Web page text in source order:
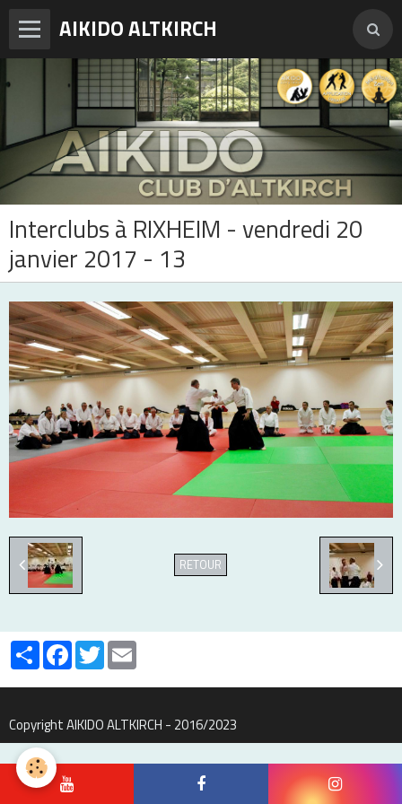
AIKIDO ALTKIRCH
Accueil
Enseignements
Photos
Vidéos
Adresses et horaires
Agenda
Tarifs et inscription
Contact
Interclubs à RIXHEIM - vendredi 20
janvier 2017 - 13
RETOUR
PartagerFacebook
Twitter
Copyright AIKIDO ALTKIRCH - 2016/2023